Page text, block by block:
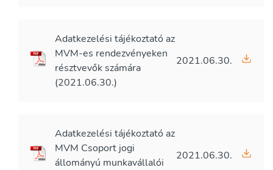
Adatkezelési tájékoztató az
MVM-es rendezvényeken
résztvevők számára
(2021.06.30.)
2021.06.30.
Adatkezelési tájékoztató az
MVM Csoport jogi
állományú munkavállalói
2021.06.30.